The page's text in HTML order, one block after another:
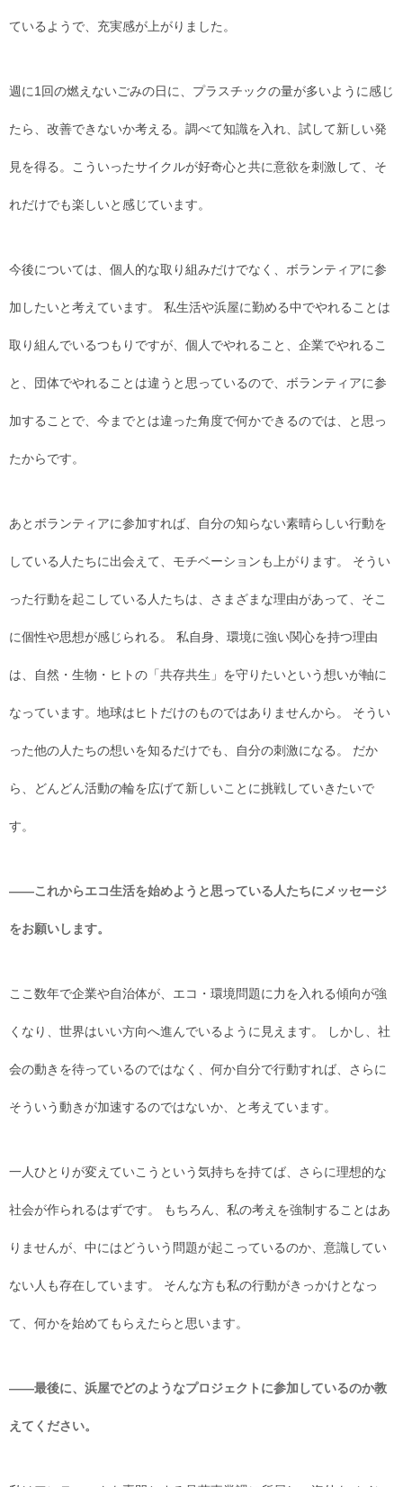
ているようで、充実感が上がりました。
週に1回の燃えないごみの日に、プラスチックの量が多いように感じ
たら、改善できないか考える。調べて知識を入れ、試して新しい発
見を得る。こういったサイクルが好奇心と共に意欲を刺激して、そ
れだけでも楽しいと感じています。
今後については、個人的な取り組みだけでなく、ボランティアに参
加したいと考えています。 私生活や浜屋に勤める中でやれることは
取り組んでいるつもりですが、個人でやれること、企業でやれるこ
と、団体でやれることは違うと思っているので、ボランティアに参
加することで、今までとは違った角度で何かできるのでは、と思っ
たからです。
あとボランティアに参加すれば、自分の知らない素晴らしい行動を
している人たちに出会えて、モチベーションも上がります。 そうい
った行動を起こしている人たちは、さまざまな理由があって、そこ
に個性や思想が感じられる。 私自身、環境に強い関心を持つ理由
は、自然・生物・ヒトの「共存共生」を守りたいという想いが軸に
なっています。地球はヒトだけのものではありませんから。 そうい
った他の人たちの想いを知るだけでも、自分の刺激になる。 だか
ら、どんどん活動の輪を広げて新しいことに挑戦していきたいで
す。
――これからエコ生活を始めようと思っている人たちにメッセージ
をお願いします。
ここ数年で企業や自治体が、エコ・環境問題に力を入れる傾向が強
くなり、世界はいい方向へ進んでいるように見えます。 しかし、社
会の動きを待っているのではなく、何か自分で行動すれば、さらに
そういう動きが加速するのではないか、と考えています。
一人ひとりが変えていこうという気持ちを持てば、さらに理想的な
社会が作られるはずです。 もちろん、私の考えを強制することはあ
りませんが、中にはどういう問題が起こっているのか、意識してい
ない人も存在しています。 そんな方も私の行動がきっかけとなっ
て、何かを始めてもらえたらと思います。
――最後に、浜屋でどのようなプロジェクトに参加しているのか教
えてください。